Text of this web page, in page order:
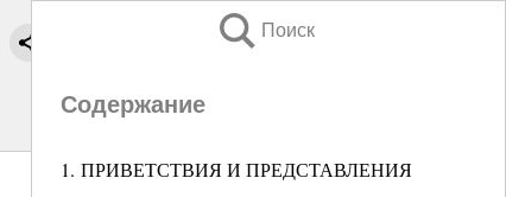
Поиск
Содержание
1. ПРИВЕТСТВИЯ И ПРЕДСТАВЛЕНИЯ